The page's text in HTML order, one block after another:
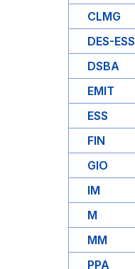
CLMG
DES-ESS
DSBA
EMIT
ESS
FIN
GIO
IM
M
MM
PPA